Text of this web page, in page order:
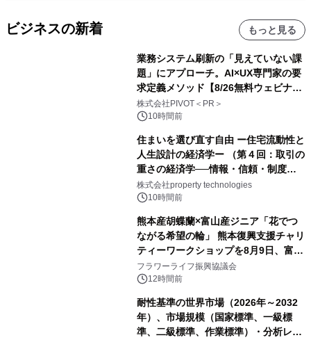
ビジネスの新着 もっと見る
業務システム刷新の「見えていない課
題」にアプローチ。AI×UX専門家の要
求定義メソッド【8/26無料ウェビナ
ー】株式会社PIVOT
株式会社PIVOT＜PR＞
10時間前
住まいを選び直す自由 ー住宅流動性と
人生設計の経済学ー （第４回：取引の
重さの経済学──情報・信頼・制度を
PropTechはどう組み替えるか）｜
PropTech-Lab
株式会社property technologies
10時間前
熊本産胡蝶蘭×富山産ジニア「花でつ
ながる希望の輪」 熊本復興支援チャリ
ティーワークショップを8月9日、富
山・射水で開催
フラワーライフ振興協議会
12時間前
耐性基準の世界市場（2026年～2032
年）、市場規模（国家標準、一級標
準、二級標準、作業標準）・分析レポ